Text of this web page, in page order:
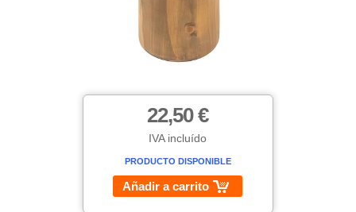
22,50 €
IVA incluído
PRODUCTO DISPONIBLE
Añadir a carrito